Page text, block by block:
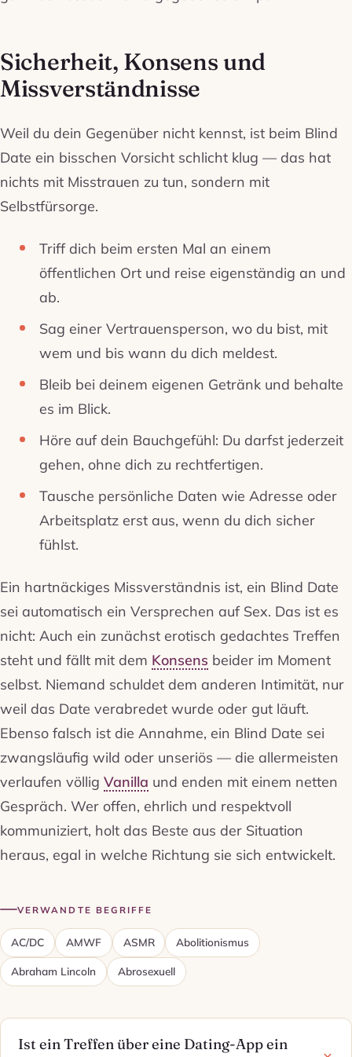
Sicherheit, Konsens und
Missverständnisse
Weil du dein Gegenüber nicht kennst, ist beim Blind
Date ein bisschen Vorsicht schlicht klug — das hat
nichts mit Misstrauen zu tun, sondern mit
Selbstfürsorge.
Triff dich beim ersten Mal an einem
öffentlichen Ort und reise eigenständig an und
ab.
Sag einer Vertrauensperson, wo du bist, mit
wem und bis wann du dich meldest.
Bleib bei deinem eigenen Getränk und behalte
es im Blick.
Höre auf dein Bauchgefühl: Du darfst jederzeit
gehen, ohne dich zu rechtfertigen.
Tausche persönliche Daten wie Adresse oder
Arbeitsplatz erst aus, wenn du dich sicher
fühlst.
Ein hartnäckiges Missverständnis ist, ein Blind Date
sei automatisch ein Versprechen auf Sex. Das ist es
nicht: Auch ein zunächst erotisch gedachtes Treffen
steht und fällt mit dem Konsens beider im Moment
selbst. Niemand schuldet dem anderen Intimität, nur
weil das Date verabredet wurde oder gut läuft.
Ebenso falsch ist die Annahme, ein Blind Date sei
zwangsläufig wild oder unseriös — die allermeisten
verlaufen völlig Vanilla und enden mit einem netten
Gespräch. Wer offen, ehrlich und respektvoll
kommuniziert, holt das Beste aus der Situation
heraus, egal in welche Richtung sie sich entwickelt.
VERWANDTE BEGRIFFE
AC/DC AMWF ASMR Abolitionismus
Abraham Lincoln Abrosexuell
Ist ein Treffen über eine Dating-App ein